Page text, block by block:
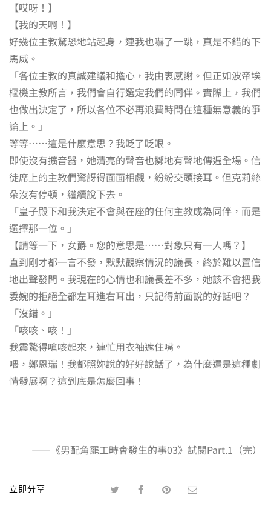
【哎呀！】
【我的天啊！】
好幾位主教驚恐地站起身，連我也嚇了一跳，真是不錯的下
馬威。
「各位主教的真誠建議和擔心，我由衷感謝。但正如波帝埃
樞機主教所言，我們會自行選定我們的同伴。實際上，我們
也做出決定了，所以各位不必再浪費時間在這種無意義的爭
論上。」
等等……這是什麼意思？我眨了眨眼。
即使沒有擴音器，她清亮的聲音也擲地有聲地傳遍全場。信
徒席上的主教們驚訝得面面相覷，紛紛交頭接耳。但克莉絲
朵沒有停頓，繼續說下去。
「皇子殿下和我決定不會與在座的任何主教成為同伴，而是
選擇那一位。」
【請等一下，女爵。您的意思是……對象只有一人嗎？】
直到剛才都一言不發，默默觀察情況的議長，終於難以置信
地出聲發問。我現在的心情也和議長差不多，她該不會把我
委婉的拒絕全都左耳進右耳出，只記得前面說的好話吧？
「沒錯。」
「咳咳、咳！」
我震驚得嗆咳起來，連忙用衣袖遮住嘴。
喂，鄭恩瑞！我都照妳說的好好說話了，為什麼還是這種劇
情發展啊？這到底是怎麼回事！
——《男配角罷工時會發生的事03》試閱Part.1（完）
立即分享